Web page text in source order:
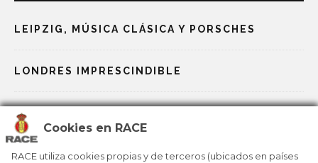
Cookies en RACE
RACE utiliza cookies propias y de terceros (ubicados en países
LEIPZIG, MÚSICA CLÁSICA Y PORSCHES
LONDRES IMPRESCINDIBLE
LA AVENTURA DE KENIA Y EL LAGO TURKANA
DESCUBRIR LA PODEROSA VARSOVIA